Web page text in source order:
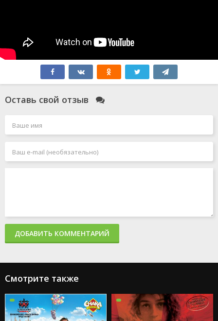
Оставь свой отзыв
ДОБАВИТЬ КОММЕНТАРИЙ
Смотрите также